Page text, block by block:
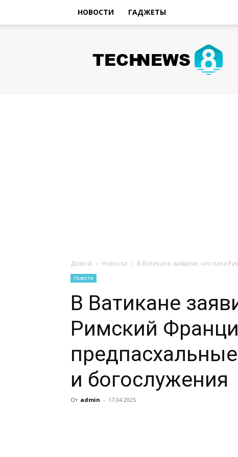
НОВОСТИ ГАДЖЕТЫ
Tech
Новости
Домой Новости В Ватикане заявили, что папа
Новости
В Ватикане
Римский
и богослужения
От admin - 17.04.2025